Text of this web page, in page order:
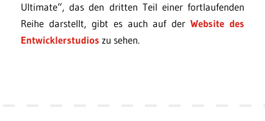
Ultimate“, das den dritten Teil einer fortlaufenden
Reihe darstellt, gibt es auch auf derWebsite des
Entwicklerstudios zu sehen.